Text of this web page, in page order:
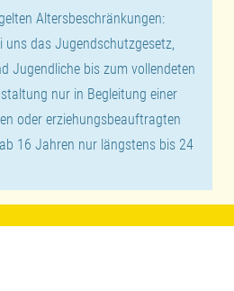
Altersbeschränkungen:
uns das Jugendschutzgesetz,
Jugendliche bis zum vollendeten
nur in Begleitung einer
oder erziehungsbeauftragten
16 Jahren nur längstens bis 24